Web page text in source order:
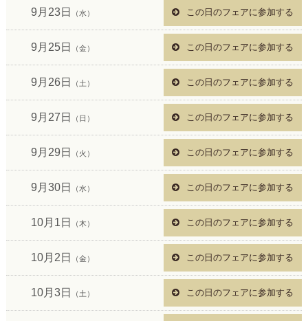
9月23日 （水） この日のフェアに参加する
9月25日 （金） この日のフェアに参加する
9月26日 （土） この日のフェアに参加する
9月27日 （日） この日のフェアに参加する
9月29日 （火） この日のフェアに参加する
9月30日 （水） この日のフェアに参加する
10月1日 （木） この日のフェアに参加する
10月2日 （金） この日のフェアに参加する
10月3日 （土） この日のフェアに参加する